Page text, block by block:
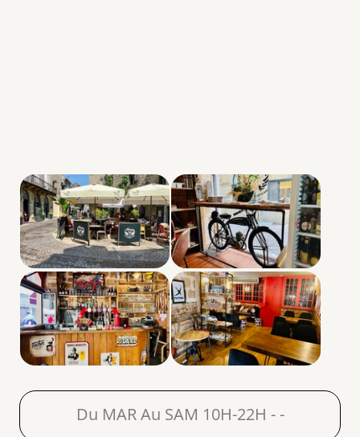
Du MAR Au SAM 10H-22H - -